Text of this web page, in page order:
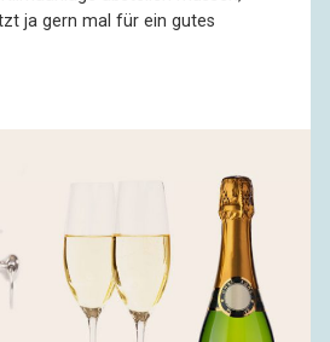
ja gern mal für ein gutes